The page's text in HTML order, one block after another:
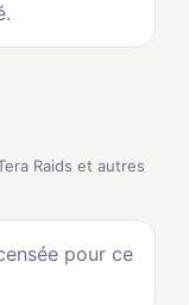
Raids et autres
pour ce